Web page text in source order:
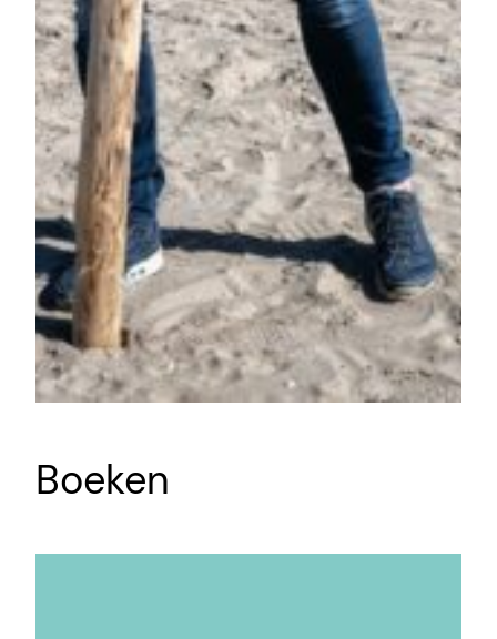
Boeken